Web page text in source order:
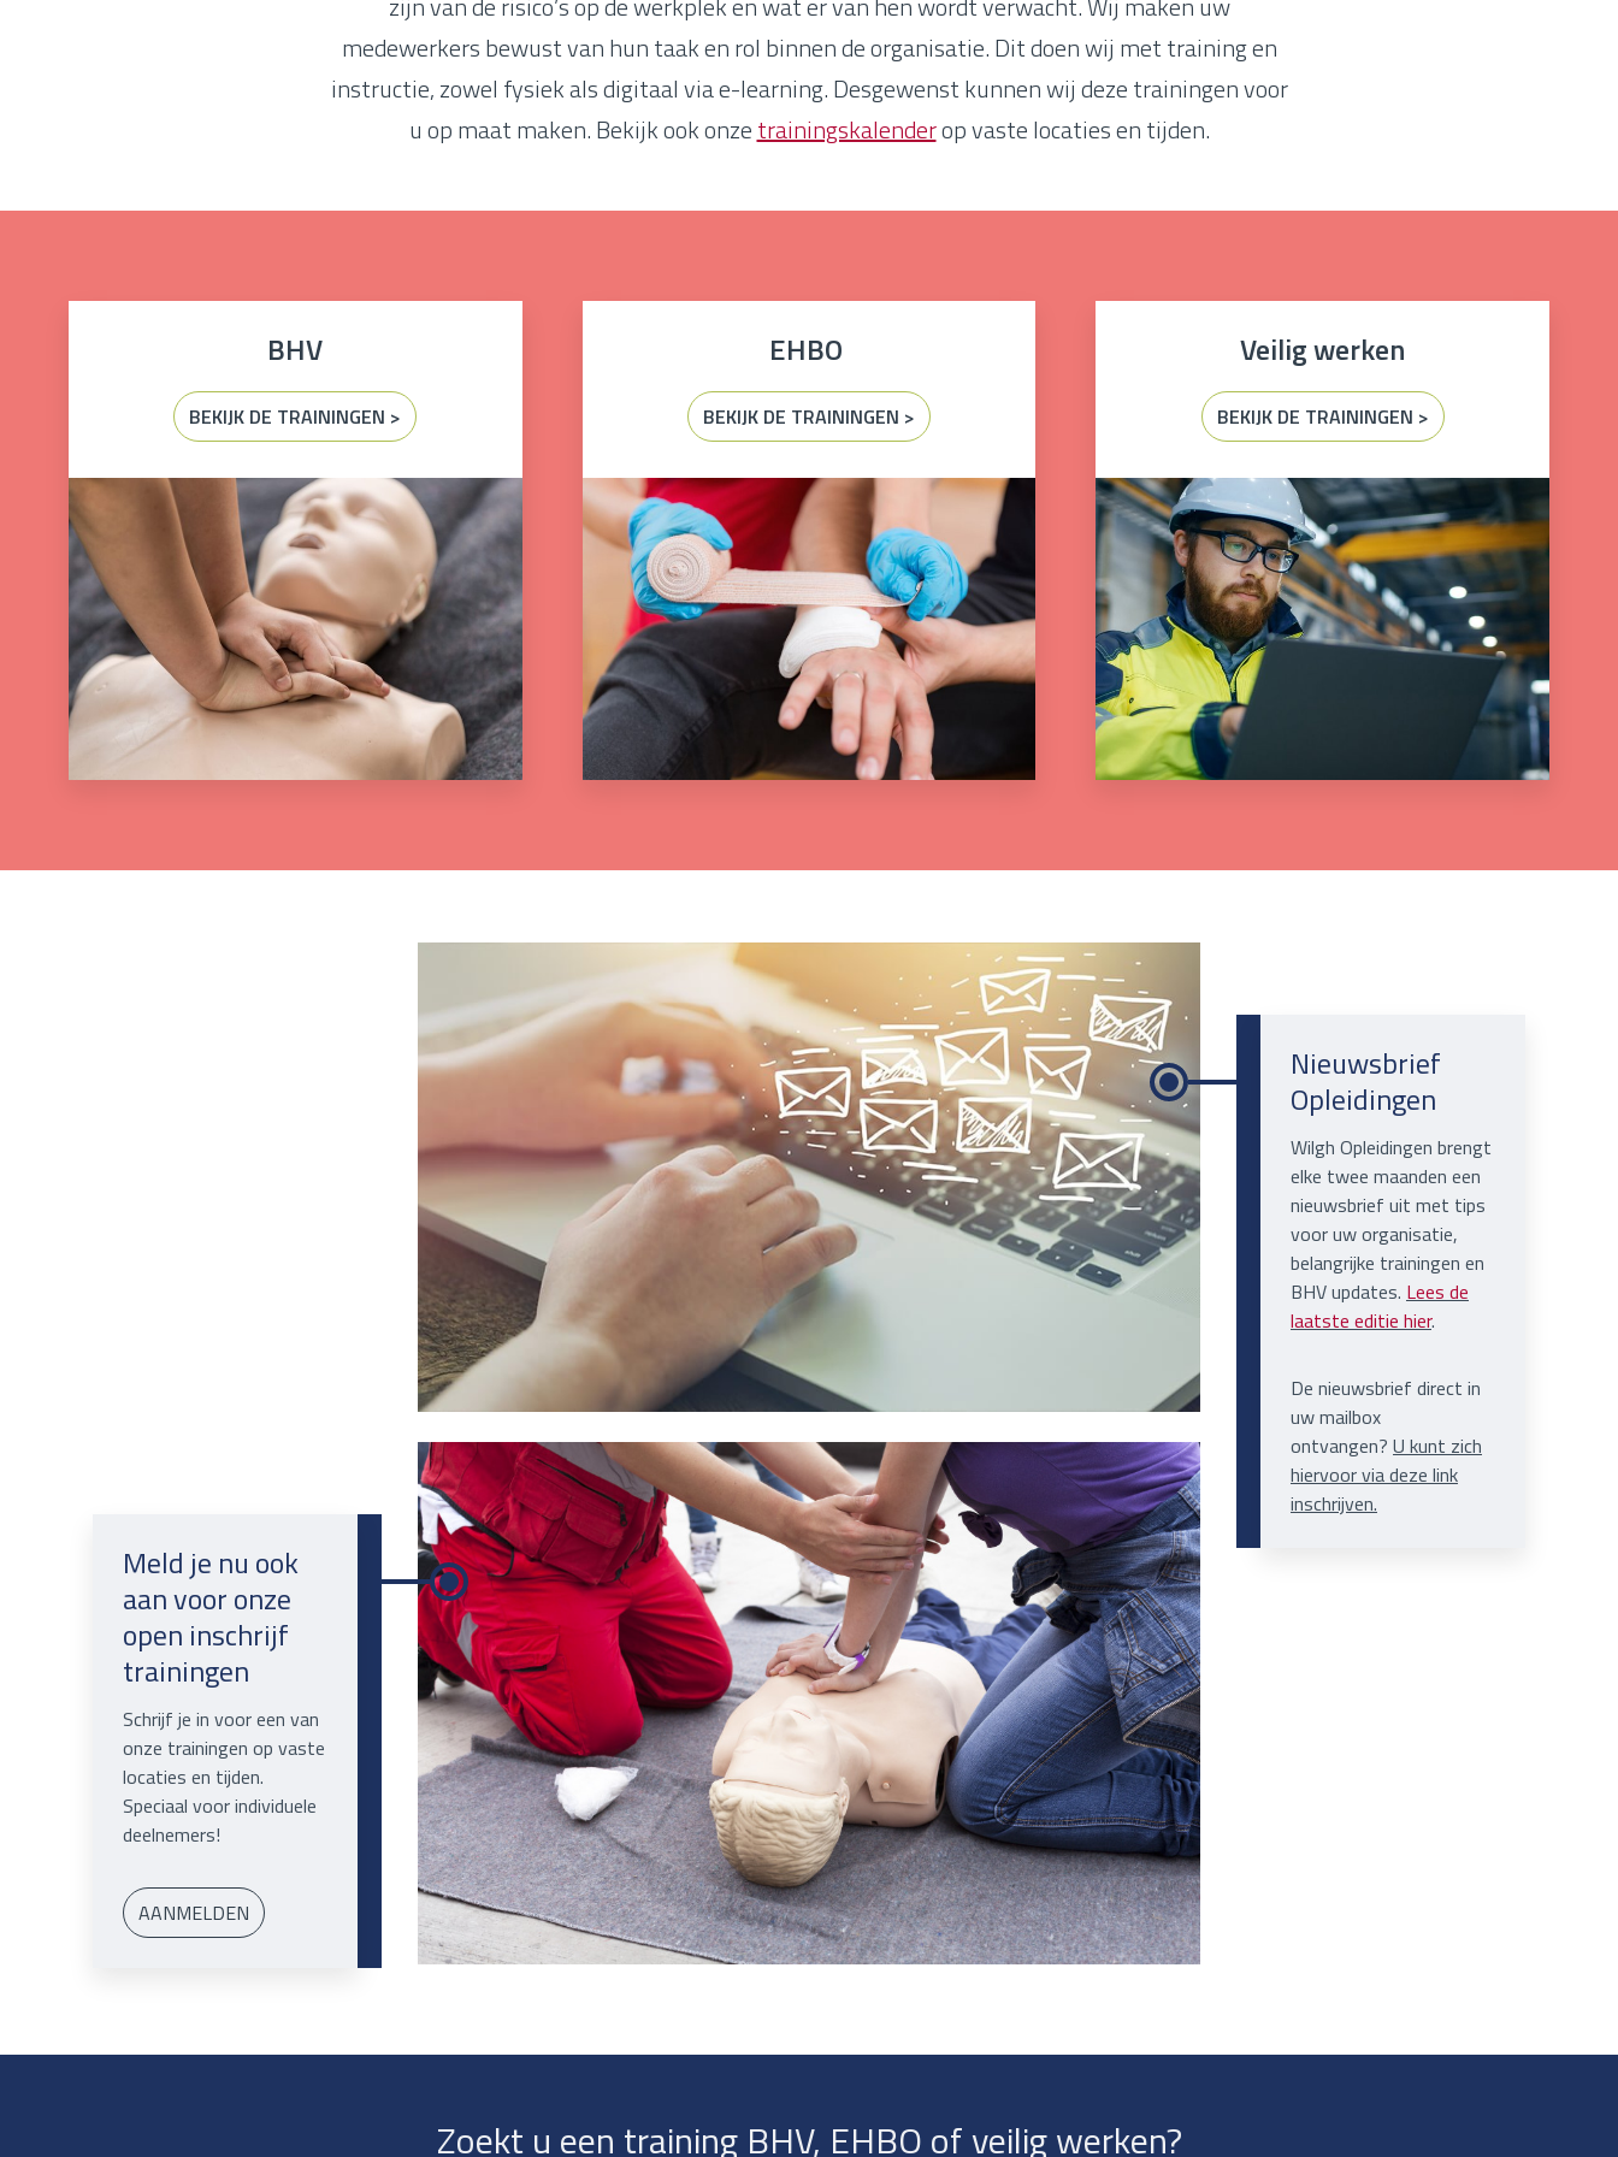
medewerkers bewust van hun taak en rol binnen de organisatie. Dit doen wij met training en
instructie, zowel fysiek als digitaal via e-learning. Desgewenst kunnen wij deze trainingen voor
u op maat maken. Bekijk ook onzetrainingskalenderop vaste locaties en tijden.
BHV
BEKIJK DE TRAININGEN >
EHBO
BEKIJK DE TRAININGEN >
Veilig werken
BEKIJK DE TRAININGEN >
Nieuwsbrief
Opleidingen
Wilgh Opleidingen brengt
elke twee maanden een
nieuwsbrief uit met tips
voor uw organisatie,
belangrijke trainingen en
BHV updates. Lees de
laatste editie hier.
De nieuwsbrief direct in
uw mailbox
ontvangen? U kunt zich
hiervoor via deze link
inschrijven.
Meld je nu ook
aan voor onze
open inschrijf
trainingen
Schrijf je in voor een van
onze trainingen op vaste
locaties en tijden.
Speciaal voor individuele
deelnemers!
AANMELDEN
Zoekt u een training BHV, EHBO of veilig werken?